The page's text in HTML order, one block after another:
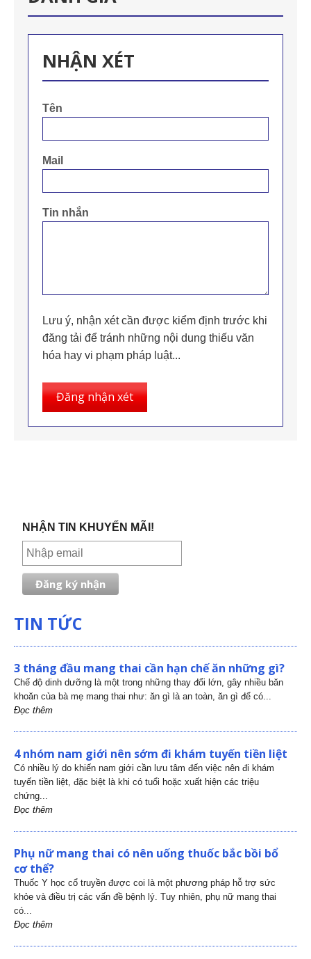
NHẬN XÉT
Tên
Mail
Tin nhắn
Lưu ý, nhận xét cần được kiểm định trước khi
đăng tải để tránh những nội dung thiếu văn
hóa hay vi phạm pháp luật...
Đăng nhận xét
NHẬN TIN KHUYẾN MÃI!
TIN TỨC
3 tháng đầu mang thai cần hạn chế ăn những gì?
Chế độ dinh dưỡng là một trong những thay đổi lớn, gây nhiều băn
khoăn của bà mẹ mang thai như: ăn gì là an toàn, ăn gì để có...
Đọc thêm
4 nhóm nam giới nên sớm đi khám tuyến tiền liệt
Có nhiều lý do khiến nam giới cần lưu tâm đến việc nên đi khám
tuyến tiền liệt, đặc biệt là khi có tuổi hoặc xuất hiện các triệu
chứng...
Đọc thêm
Phụ nữ mang thai có nên uống thuốc bắc bồi bổ
cơ thể?
Thuốc Y học cổ truyền được coi là một phương pháp hỗ trợ sức
khỏe và điều trị các vấn đề bệnh lý. Tuy nhiên, phụ nữ mang thai
có...
Đọc thêm